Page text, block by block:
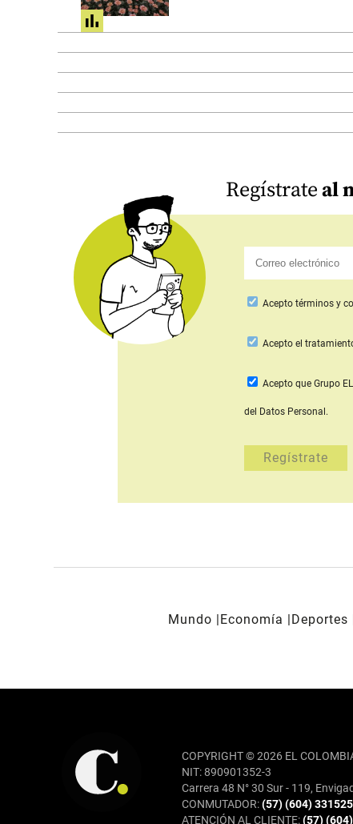
share
Regístrateal
Acepto términos y
Aceptoel
Acepto que Grupo
del Datos Personal.
Mundo Economía Deportes
COPYRIGHT © 2026 EL
NIT: 890901352-3
Carrera 48 N° 30 Sur - 119,
CONMUTADOR:(57) (604)
ATENCIÓN AL CLIENTE:(57)